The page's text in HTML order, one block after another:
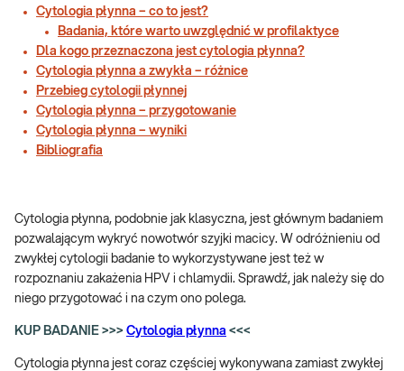
Cytologia płynna – co to jest?
Badania, które warto uwzględnić w profilaktyce
Dla kogo przeznaczona jest cytologia płynna?
Cytologia płynna a zwykła – różnice
Przebieg cytologii płynnej
Cytologia płynna – przygotowanie
Cytologia płynna – wyniki
Bibliografia
Cytologia płynna, podobnie jak klasyczna, jest głównym badaniem
pozwalającym wykryć nowotwór szyjki macicy. W odróżnieniu od
zwykłej cytologii badanie to wykorzystywane jest też w
rozpoznaniu zakażenia HPV i chlamydii. Sprawdź, jak należy się do
niego przygotować i na czym ono polega.
KUP BADANIE >>> Cytologia płynna <<<
Cytologia płynna jest coraz częściej wykonywana zamiast zwykłej